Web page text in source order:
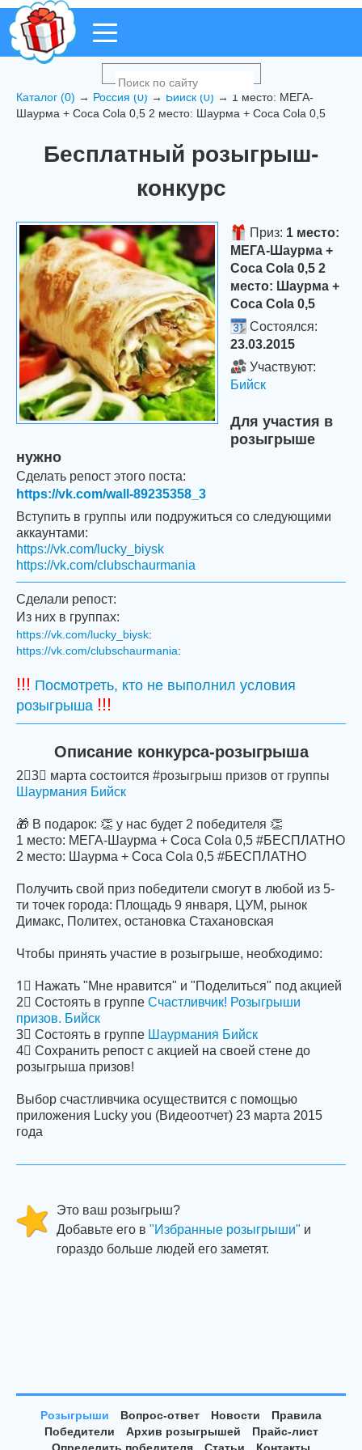
Каталог (0) → Россия (0) → Бийск (0) → 1 место: МЕГА-
Шаурма + Coca Cola 0,5 2 место: Шаурма + Coca Cola 0,5
Бесплатный розыгрыш-
конкурс
Приз: 1 место:
МЕГА-Шаурма +
Coca Cola 0,5 2
место: Шаурма +
Coca Cola 0,5
Состоялся:
23.03.2015
Участвуют:
Бийск
Для участия в
розыгрыше
нужно
Сделать репост этого поста:
https://vk.com/wall-89235358_3
Вступить в группы или подружиться со следующими
аккаунтами:
https://vk.com/lucky_biysk
https://vk.com/clubschaurmania
Сделали репост:
Из них в группах:
https://vk.com/lucky_biysk:
https://vk.com/clubschaurmania:
!!! Посмотреть, кто не выполнил условия
розыгрыша !!!
Описание конкурса-розыгрыша
2⃣3⃣ марта состоится #розыгрыш призов от группы
Шаурмания Бийск
🎁 В подарок: 👏 у нас будет 2 победителя 👏
1 место: МЕГА-Шаурма + Coca Cola 0,5 #БЕСПЛАТНО
2 место: Шаурма + Coca Cola 0,5 #БЕСПЛАТНО
Получить свой приз победители смогут в любой из 5-
ти точек города: Площадь 9 января, ЦУМ, рынок
Димакс, Политех, остановка Стахановская
Чтобы принять участие в розыгрыше, необходимо:
1⃣ Нажать "Мне нравится" и "Поделиться" под акцией
2⃣ Состоять в группе Счастливчик! Розыгрыши
призов. Бийск
3⃣ Состоять в группе Шаурмания Бийск
4⃣ Сохранить репост с акцией на своей стене до
розыгрыша призов!
Выбор счастливчика осуществится с помощью
приложения Lucky you (Видеоотчет) 23 марта 2015
года
Это ваш розыгрыш?
Добавьте его в "Избранные розыгрыши" и
гораздо больше людей его заметят.
Розыгрыши Вопрос-ответ Новости
Правила
Победители
Архив розыгрышей
Прайс-лист